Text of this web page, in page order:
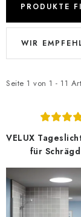
PRODUKTE
L
t
e
P
r
o
Seite 1 von 1 - 11
P
d
t
o
r
t
WIR
VELUX
für